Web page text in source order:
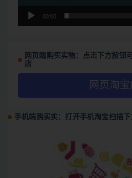
00:00
网页端购买实物：点击下方按钮
店
网页淘宝
手机端购买实：打开手机淘宝扫描